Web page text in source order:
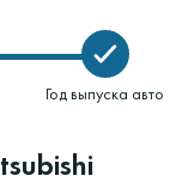
Год выпуска авто